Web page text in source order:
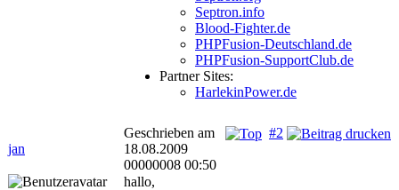
Septron.info
Blood-Fighter.de
PHPFusion-Deutschland.de
PHPFusion-SupportClub.de
Partner Sites:
HarlekinPower.de
jan
#2
Geschrieben am
18.08.2009
00000008 00:50
hallo,